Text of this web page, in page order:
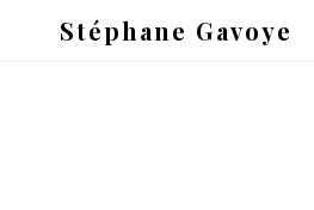
Stéphane Gavoye